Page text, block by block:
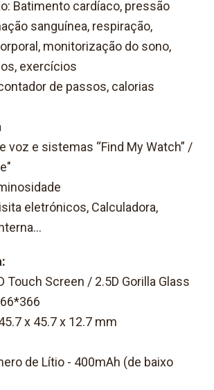
Batimento cardíaco, pressão
sanguínea, respiração,
monitorização do sono,
exercícios
de passos, calorias
voz e sistemas “Find My Watch” /
eletrónicos, Calculadora,
Touch Screen / 2.5D Gorilla Glass
x 45.7 x 12.7 mm
de Lítio - 400mAh (de baixo